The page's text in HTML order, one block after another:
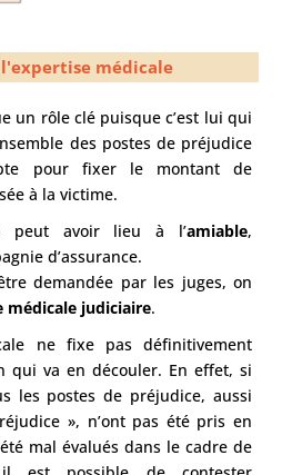
médicale
un rôle clé puisque c’est lui qui
des postes de préjudice
pour fixer le montant de
à la victime.
peut avoir lieu à l’amiable,
d’assurance.
demandée par les juges, on
médicale judiciaire.
ne fixe pas définitivement
qui va en découler. En effet, si
les postes de préjudice, aussi
», n’ont pas été pris en
mal évalués dans le cadre de